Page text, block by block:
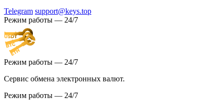
Telegram support@keys.top
Режим работы — 24/7
Режим работы — 24/7
Сервис обмена электронных валют.
Режим работы — 24/7